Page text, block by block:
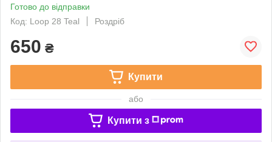
Готово до відправки
Код: Loop 28 Teal
Роздріб
650 ₴
Купити
або
Купити з